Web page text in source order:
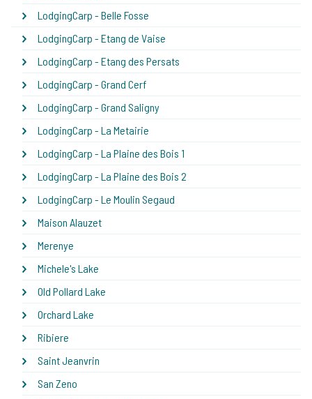
LodgingCarp - Belle Fosse
LodgingCarp - Etang de Vaise
LodgingCarp - Etang des Persats
LodgingCarp - Grand Cerf
LodgingCarp - Grand Saligny
LodgingCarp - La Metairie
LodgingCarp - La Plaine des Bois 1
LodgingCarp - La Plaine des Bois 2
LodgingCarp - Le Moulin Segaud
Maison Alauzet
Merenye
Michele's Lake
Old Pollard Lake
Orchard Lake
Ribiere
Saint Jeanvrin
San Zeno